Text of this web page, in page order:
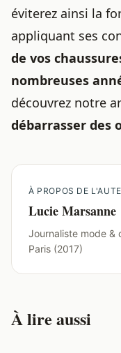
éviterez ainsi la
appliquant ses
de vos
nombreuses
découvrez notre
débarrasser des
À PROPOS DE
Lucie Marsanne
Journaliste mode &
Paris (2017)
À lire aussi